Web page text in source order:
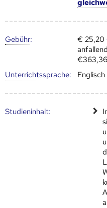
Gebühr: € 25,20
Unter­richts­sprache: Englisch
Studien­inhalt: